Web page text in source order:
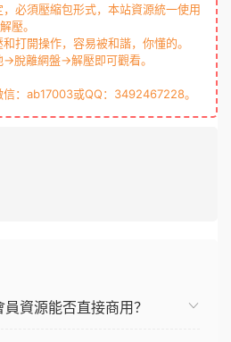
必須壓縮包形式，本站資源統一使用
壓。
打開操作，容易被和諧，你懂的。
脫離網盤→解壓即可觀看。
：ab17003或QQ：3492467228。
資源能否直接商用？